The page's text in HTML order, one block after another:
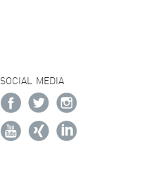
SOCIAL MEDIA